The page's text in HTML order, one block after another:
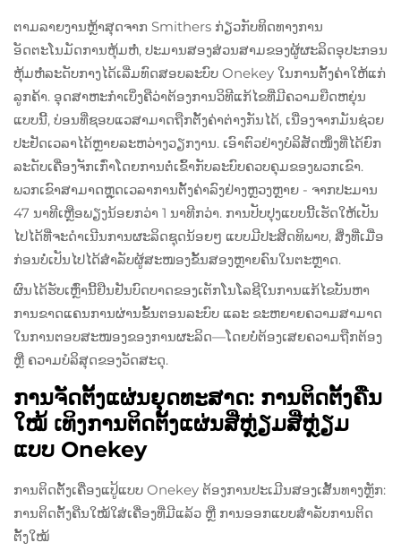
ຕາມລາຍງານຫຼ້າສຸດຈາກ Smithers ກ່ຽວກັບທິດທາງການ
ອັດຕະໂນມັດການຫຸ້ມຫໍ່, ປະມານສອງສ່ວນສາມຂອງຜູ້ຜະລິດອຸປະກອນ
ຫຸ້ມຫໍ່ລະດັບກາງໄດ້ເລີ່ມທົດສອບລະບົບ Onekey ໃນການຕັ້ງຄ່າໃຫ້ແກ່
ລູກຄ້າ. ອຸດສາຫະກໍາເບິ່ງຄືວ່າຕ້ອງການວິທີແກ້ໄຂທີ່ມີຄວາມຍືດຫຍຸ່ນ
ແບບນີ້, ບ່ອນທີ່ຊອບແວສາມາດຖືກຕັ້ງຄ່າຕ່າງກັນໄດ້, ເນື່ອງຈາກມັນຊ່ວຍ
ປະຢັດເວລາໄດ້ຫຼາຍລະຫວ່າງວຽກງານ. ເອົາຕົວຢ່າງບໍລິສັດໜຶ່ງທີ່ໄດ້ຍົກ
ລະດັບເຄື່ອງຈັກເກົ່າໂດຍການຕໍ່ເຂົ້າກັບລະບົບຄວບຄຸມຂອງພວກເຂົາ.
ພວກເຂົາສາມາດຫຼຸດເວລາການຕັ້ງຄ່າລົງຢ່າງຫຼວງຫຼາຍ - ຈາກປະມານ
47 ນາທີເຫຼືອພຽງນ້ອຍກວ່າ 1 ນາທີກວ່າ. ການປັບປຸງແບບນີ້ເຮັດໃຫ້ເປັນ
ໄປໄດ້ທີ່ຈະດໍາເນີນການຜະລິດຊຸດນ້ອຍໆ ແບບມີປະສິດທິພາບ, ສິ່ງທີ່ເມື່ອ
ກ່ອນບໍ່ເປັນໄປໄດ້ສໍາລັບຜູ້ສະໜອງຂັ້ນສອງຫຼາຍຄົນໃນຕະຫຼາດ.
ຜົນໄດ້ຮັບເຫຼົ່ານີ້ຢືນຢັນບົດບາດຂອງເຕັກໂນໂລຊີໃນການແກ້ໄຂບັນຫາ
ການຂາດແຄນການຜ່ານຂັ້ນຕອນລະບົບ ແລະ ຂະຫຍາຍຄວາມສາມາດ
ໃນການຕອບສະໜອງຂອງການຜະລິດ—ໂດຍບໍ່ຕ້ອງເສຍຄວາມຖືກຕ້ອງ
ຫຼື ຄວາມບໍລິສຸດຂອງວັດສະດຸ.
ການຈັດຕັ້ງແຜ່ນຍຸດທະສາດ: ການຕິດຕັ້ງຄືນ
ໃໝ້ ເທິງການຕິດຕັ້ງແຜ່ນສີ່ຫຼ່ຽມສີ່ຫຼ່ຽມ
ແບບ Onekey
ການຕິດຕັ້ງເຄື່ອງແປູ້ແບບ Onekey ຕ້ອງການປະເມີນສອງເສັ້ນທາງຫຼັກ:
ການຕິດຕັ້ງຄືນໃໝ້ໃສ່ເຄື່ອງທີ່ມີແລ້ວ ຫຼື ການອອກແບບສຳລັບການຕິດ
ຕັ້ງໃໝ້